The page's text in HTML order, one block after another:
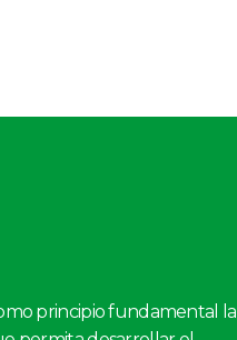
principio fundamental la